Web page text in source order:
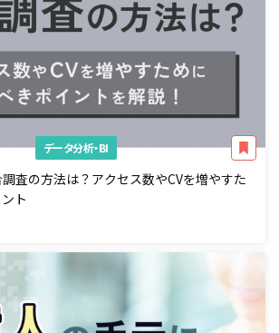
データ分析・BI
査の方法は？アクセス数やCVを増やすた
ト